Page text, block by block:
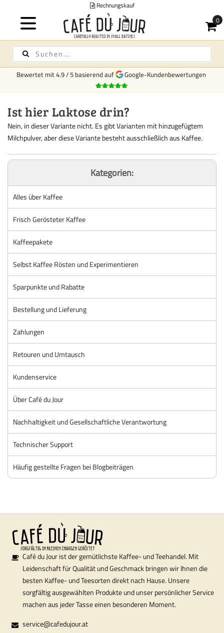
Rechnungskauf
Bewertet mit4.9/5 basierend auf Google-Kundenbewertungen
Ist hier Laktose drin?
Nein, in dieser Variante nicht. Es gibt Varianten mit hinzugefügtem
Milchpulver, aber diese Variante besteht ausschließlich aus Kaffee.
Kategorien:
Alles über Kaffee
Frisch Gerösteter Kaffee
Kaffeepakete
Selbst Kaffee Rösten und Experimentieren
Sparpunkte und Rabatte
Bestellung und Lieferung
Zahlungen
Retouren und Umtausch
Kundenservice
Über Café du Jour
Nachhaltigkeit und Gesellschaftliche Verantwortung
Technischer Support
Häufig gestellte Fragen bei Blogbeiträgen
Café du Jour ist der gemütlichste Kaffee- und Teehandel. Mit
Leidenschaft für Qualität und Geschmack bringen wir Ihnen die
besten Kaffee- und Teesorten direkt nach Hause. Unsere
sorgfältig ausgewählten Produkte und unser persönlicher Service
machen aus jeder Tasse einen besonderen Moment.
service@cafedujour.at